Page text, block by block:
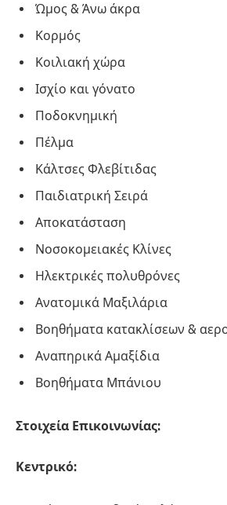
Ώμος & Άνω άκρα
Κορμός
Κοιλιακή χώρα
Ισχίο και γόνατο
Ποδοκνημική
Πέλμα
Κάλτσες Φλεβίτιδας
Παιδιατρική Σειρά
Αποκατάσταση
Νοσοκομειακές Κλίνες
Ηλεκτρικές πολυθρόνες
Ανατομικά Μαξιλάρια
Βοηθήματα κατακλίσεων &
Αναπηρικά Αμαξίδια
Βοηθήματα Μπάνιου
Στοιχεία Επικοινωνίας:
Κεντρικό: